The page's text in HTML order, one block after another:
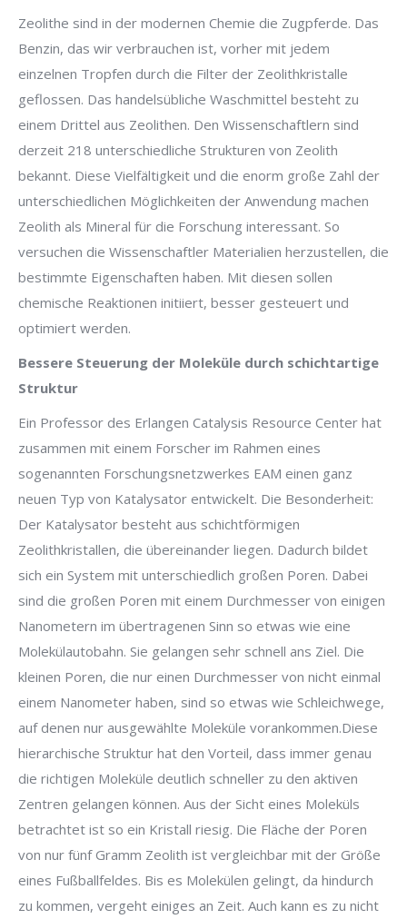
Zeolithe sind in der modernen Chemie die Zugpferde. Das
Benzin, das wir verbrauchen ist, vorher mit jedem
einzelnen Tropfen durch die Filter der Zeolithkristalle
geflossen. Das handelsübliche Waschmittel besteht zu
einem Drittel aus Zeolithen. Den Wissenschaftlern sind
derzeit 218 unterschiedliche Strukturen von Zeolith
bekannt. Diese Vielfältigkeit und die enorm große Zahl der
unterschiedlichen Möglichkeiten der Anwendung machen
Zeolith als Mineral für die Forschung interessant. So
versuchen die Wissenschaftler Materialien herzustellen, die
bestimmte Eigenschaften haben. Mit diesen sollen
chemische Reaktionen initiiert, besser gesteuert und
optimiert werden.
Bessere Steuerung der Moleküle durch schichtartige
Struktur
Ein Professor des Erlangen Catalysis Resource Center hat
zusammen mit einem Forscher im Rahmen eines
sogenannten Forschungsnetzwerkes EAM einen ganz
neuen Typ von Katalysator entwickelt. Die Besonderheit:
Der Katalysator besteht aus schichtförmigen
Zeolithkristallen, die übereinander liegen. Dadurch bildet
sich ein System mit unterschiedlich großen Poren. Dabei
sind die großen Poren mit einem Durchmesser von einigen
Nanometern im übertragenen Sinn so etwas wie eine
Molekülautobahn. Sie gelangen sehr schnell ans Ziel. Die
kleinen Poren, die nur einen Durchmesser von nicht einmal
einem Nanometer haben, sind so etwas wie Schleichwege,
auf denen nur ausgewählte Moleküle vorankommen.Diese
hierarchische Struktur hat den Vorteil, dass immer genau
die richtigen Moleküle deutlich schneller zu den aktiven
Zentren gelangen können. Aus der Sicht eines Moleküls
betrachtet ist so ein Kristall riesig. Die Fläche der Poren
von nur fünf Gramm Zeolith ist vergleichbar mit der Größe
eines Fußballfeldes. Bis es Molekülen gelingt, da hindurch
zu kommen, vergeht einiges an Zeit. Auch kann es zu nicht